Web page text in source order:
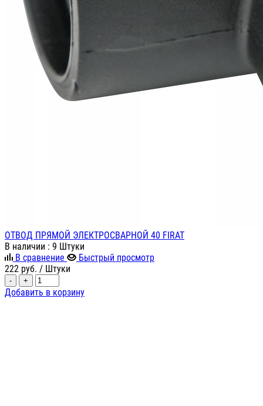
ОТВОД ПРЯМОЙ ЭЛЕКТРОСВАРНОЙ 40 FIRAT
В наличии : 9 Штуки
В сравнение
Быстрый просмотр
222 руб. / Штуки
- +
Добавить в корзину